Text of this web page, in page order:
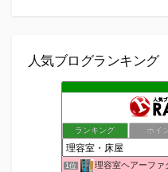
人気ブログランキング
ランキング ポイ
1位 理容室ヘアーファ